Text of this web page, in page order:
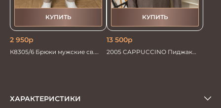
КУПИТЬ
2 950р
К8305/6 Брюки мужские св.
КУПИТЬ
13 500р
2005 CAPPUCCINO Пиджак
ХАРАКТЕРИСТИКИ